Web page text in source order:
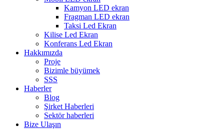
Kamyon LED ekran
Fragman LED ekran
Taksi Led Ekran
Kilise Led Ekran
Konferans Led Ekran
Hakkımızda
Proje
Bizimle büyümek
SSS
Haberler
Blog
Şirket Haberleri
Sektör haberleri
Bize Ulaşın